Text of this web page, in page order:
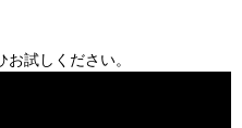
試しください。